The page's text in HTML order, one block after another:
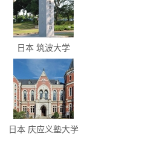
日本 筑波大学
日本 庆应义塾大学